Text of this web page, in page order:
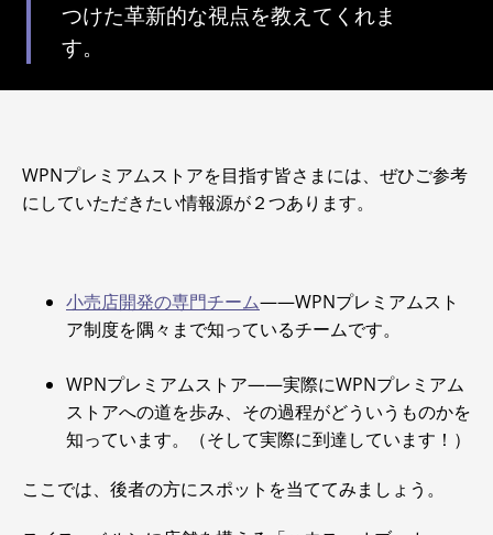
つけた革新的な視点を教えてくれま
す。
WPNプレミアムストアを目指す皆さまには、ぜひご参考
にしていただきたい情報源が２つあります。
小売店開発の専門チーム――WPNプレミアムスト
ア制度を隅々まで知っているチームです。
WPNプレミアムストア――実際にWPNプレミアム
ストアへの道を歩み、その過程がどういうものかを
知っています。（そして実際に到達しています！）
ここでは、後者の方にスポットを当ててみましょう。